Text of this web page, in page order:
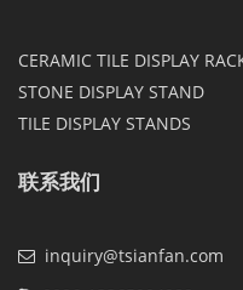
CERAMIC TILE DISPLAY
STONE DISPLAY STAND
TILE DISPLAY STANDS
联系我们
inquiry@tsianfan.com